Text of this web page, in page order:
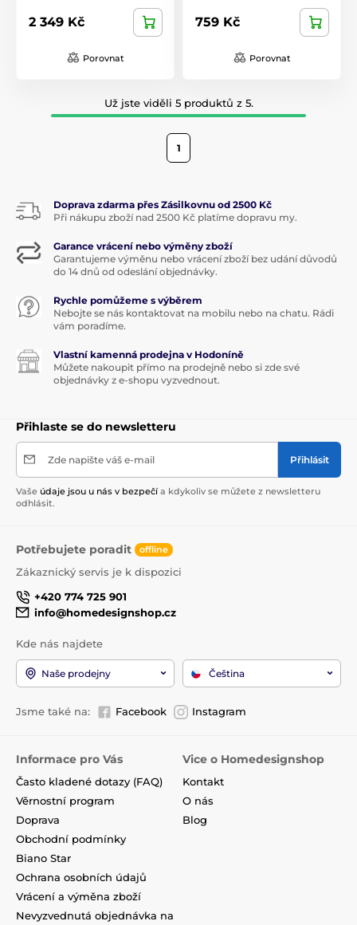
2 349 Kč
Porovnat
759 Kč
Porovnat
Už jste viděli 5 produktů z 5.
1
Doprava zdarma přes Zásilkovnu od 2500 Kč
Při nákupu zboží nad 2500 Kč platíme dopravu my.
Garance vrácení nebo výměny zboží
Garantujeme výměnu nebo vrácení zboží bez udání důvodů
do 14 dnů od odeslání objednávky.
Rychle pomůžeme s výběrem
Nebojte se nás kontaktovat na mobilu nebo na chatu. Rádi
vám poradíme.
Vlastní kamenná prodejna v Hodoníně
Můžete nakoupit přímo na prodejně nebo si zde své
objednávky z e-shopu vyzvednout.
Přihlaste se do newsletteru
Zde napište váš e-mail Přihlásit
Vaše údaje jsou u nás v bezpečí a kdykoliv se můžete z newsletteru
odhlásit.
Potřebujete poradit offline
Zákaznický servis je k dispozici
+420 774 725 901
info@homedesignshop.cz
Kde nás najdete
Naše prodejny Čeština
Jsme také na: Facebook Instagram
Informace pro Vás
Často kladené dotazy (FAQ)
Věrnostní program
Doprava
Obchodní podmínky
Biano Star
Ochrana osobních údajů
Vrácení a výměna zboží
Nevyzvednutá objednávka na
Vice o Homedesignshop
Kontakt
O nás
Blog